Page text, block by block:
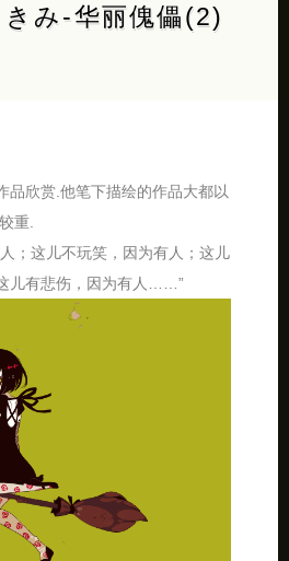
み-华丽傀儡(2)
品欣赏.他笔下描绘的作品大都以
重.
；这儿不玩笑，因为有人；这儿
儿有悲伤，因为有人……”